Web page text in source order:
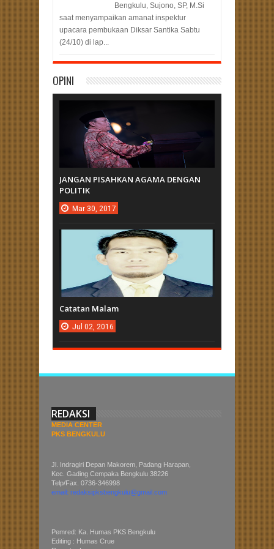
Bengkulu, Sujono, SP, M.Si
saat menyampaikan amanat inspektur
upacara pembukaan Diksar Santika Sabtu
(24/10) di lap...
OPINI
JANGAN PISAHKAN AGAMA DENGAN
POLITIK
Mar 30, 2017
Catatan Malam
Jul 02, 2016
REDAKSI
MEDIA CENTER
PKS BENGKULU
Jl. Indragiri Depan Makorem, Padang Harapan,
Kec. Gading Cempaka Bengkulu 38226
Telp/Fax. 0736-346998
email: redaksipksbengkulu@gmail.com
Pemred: Ka. Humas PKS Bengkulu
Editing : Humas Crue